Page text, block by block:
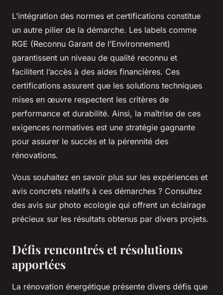
L’intégration des normes et certifications constitue
un autre pilier de la démarche. Les labels comme
RGE (Reconnu Garant de l’Environnement)
garantissent un niveau de qualité reconnu et
facilitent l’accès à des aides financières. Ces
certifications assurent que les solutions techniques
mises en œuvre respectent les critères de
performance et durabilité. Ainsi, la maîtrise de ces
exigences normatives est une stratégie gagnante
pour assurer le succès et la pérennité des
rénovations.
Vous souhaitez en savoir plus sur les expériences et
avis concrets relatifs à ces démarches ? Consultez
des avis sur photo ecologie qui offrent un éclairage
précieux sur les résultats obtenus par divers projets.
Défis rencontrés et résolutions
apportées
La rénovation énergétique présente divers défis que